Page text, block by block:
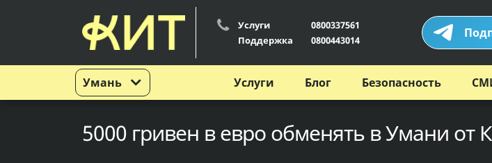
Умань
Услуги
0800337561
Поддержка
0800443014
Услуги Блог Безопасность
5000 гривен в евро обменять в Умани от